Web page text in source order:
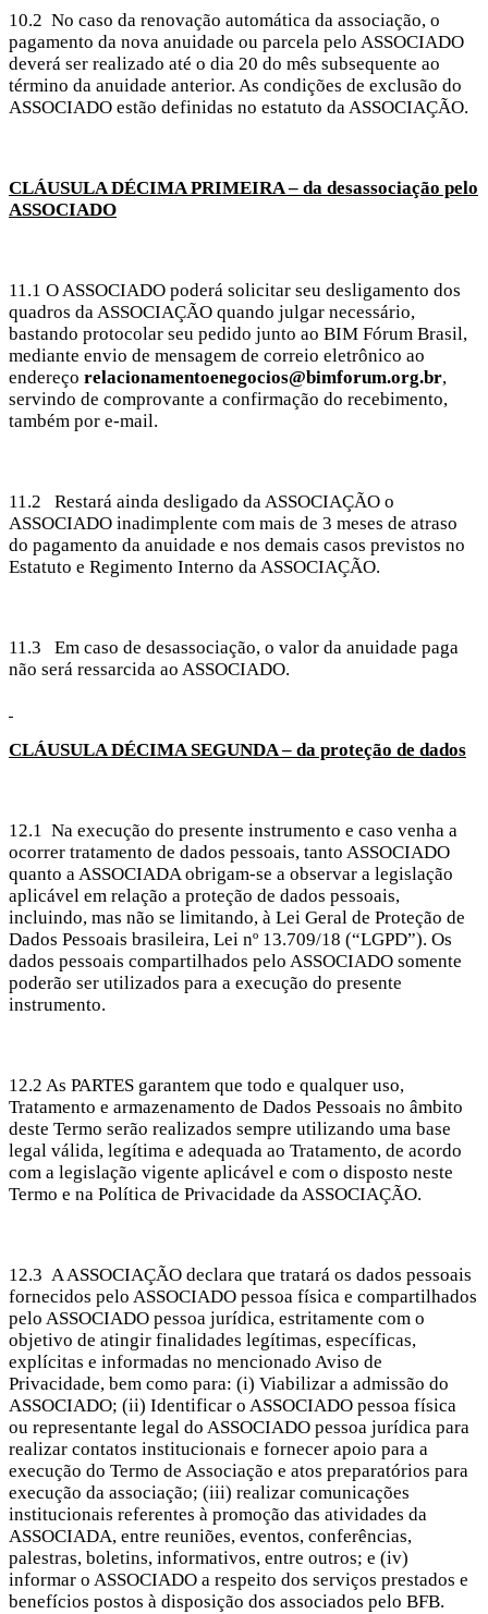
10.2 No caso da renovação automática da associação, o
pagamento da nova anuidade ou parcela pelo ASSOCIADO
deverá ser realizado até o dia 20 do mês subsequente ao
término da anuidade anterior. As condições de exclusão do
ASSOCIADO estão definidas no estatuto da ASSOCIAÇÃO.
CLÁUSULA DÉCIMA PRIMEIRA – da desassociação pelo
ASSOCIADO
11.1 O ASSOCIADO poderá solicitar seu desligamento dos
quadros da ASSOCIAÇÃO quando julgar necessário,
bastando protocolar seu pedido junto ao BIM Fórum Brasil,
mediante envio de mensagem de correio eletrônico ao
endereço relacionamentoenegocios@bimforum.org.br,
servindo de comprovante a confirmação do recebimento,
também por e-mail.
11.2 Restará ainda desligado da ASSOCIAÇÃO o
ASSOCIADO inadimplente com mais de 3 meses de atraso
do pagamento da anuidade e nos demais casos previstos no
Estatuto e Regimento Interno da ASSOCIAÇÃO.
11.3 Em caso de desassociação, o valor da anuidade paga
não será ressarcida ao ASSOCIADO.
CLÁUSULA DÉCIMASEGUNDA – da proteção de dados
12.1 Na execução do presente instrumento e caso venha a
ocorrer tratamento de dados pessoais, tanto ASSOCIADO
quanto a ASSOCIADA obrigam-se a observar a legislação
aplicável em relação a proteção de dados pessoais,
incluindo, mas não se limitando, à Lei Geral de Proteção de
Dados Pessoais brasileira, Lei nº 13.709/18 (“LGPD”). Os
dados pessoais compartilhados pelo ASSOCIADO somente
poderão ser utilizados para a execução do presente
instrumento.
12.2 As PARTES garantem que todo e qualquer uso,
Tratamento e armazenamento de Dados Pessoais no âmbito
deste Termo serão realizados sempre utilizando uma base
legal válida, legítima e adequada ao Tratamento, de acordo
com a legislação vigente aplicável e com o disposto neste
Termo e na Política de Privacidade da ASSOCIAÇÃO.
12.3 A ASSOCIAÇÃO declara que tratará os dados pessoais
fornecidos pelo ASSOCIADO pessoa física e compartilhados
pelo ASSOCIADO pessoa jurídica, estritamente com o
objetivo de atingir finalidades legítimas, específicas,
explícitas e informadas no mencionado Aviso de
Privacidade, bem como para: (i) Viabilizar a admissão do
ASSOCIADO; (ii) Identificar o ASSOCIADO pessoa física
ou representante legal do ASSOCIADO pessoa jurídica para
realizar contatos institucionais e fornecer apoio para a
execução do Termo de Associação e atos preparatórios para
execução da associação; (iii) realizar comunicações
institucionais referentes à promoção das atividades da
ASSOCIADA, entre reuniões, eventos, conferências,
palestras, boletins, informativos, entre outros; e (iv)
informar o ASSOCIADO a respeito dos serviços prestados e
benefícios postos à disposição dos associados pelo BFB.